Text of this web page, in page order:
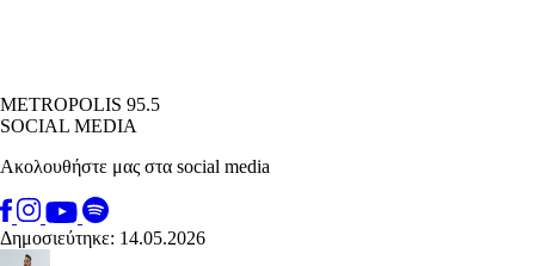
METROPOLIS 95.5
SOCIAL MEDIA
Ακολουθήστε μας στα social media
Δημοσιεύτηκε: 14.05.2026